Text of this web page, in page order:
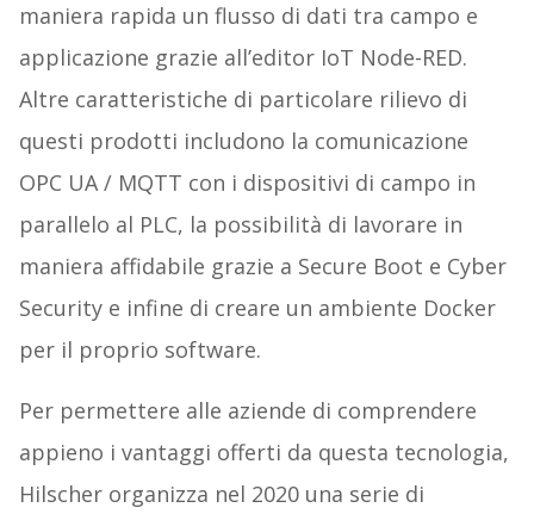
maniera rapida un flusso di dati tra campo e
applicazione grazie all’editor IoT Node-RED.
Altre caratteristiche di particolare rilievo di
questi prodotti includono la comunicazione
OPC UA / MQTT con i dispositivi di campo in
parallelo al PLC, la possibilità di lavorare in
maniera affidabile grazie a Secure Boot e Cyber
Security e infine di creare un ambiente Docker
per il proprio software.
Per permettere alle aziende di comprendere
appieno i vantaggi offerti da questa tecnologia,
Hilscher organizza nel 2020 una serie di